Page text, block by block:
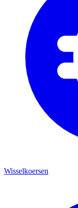
Wisselkoersen